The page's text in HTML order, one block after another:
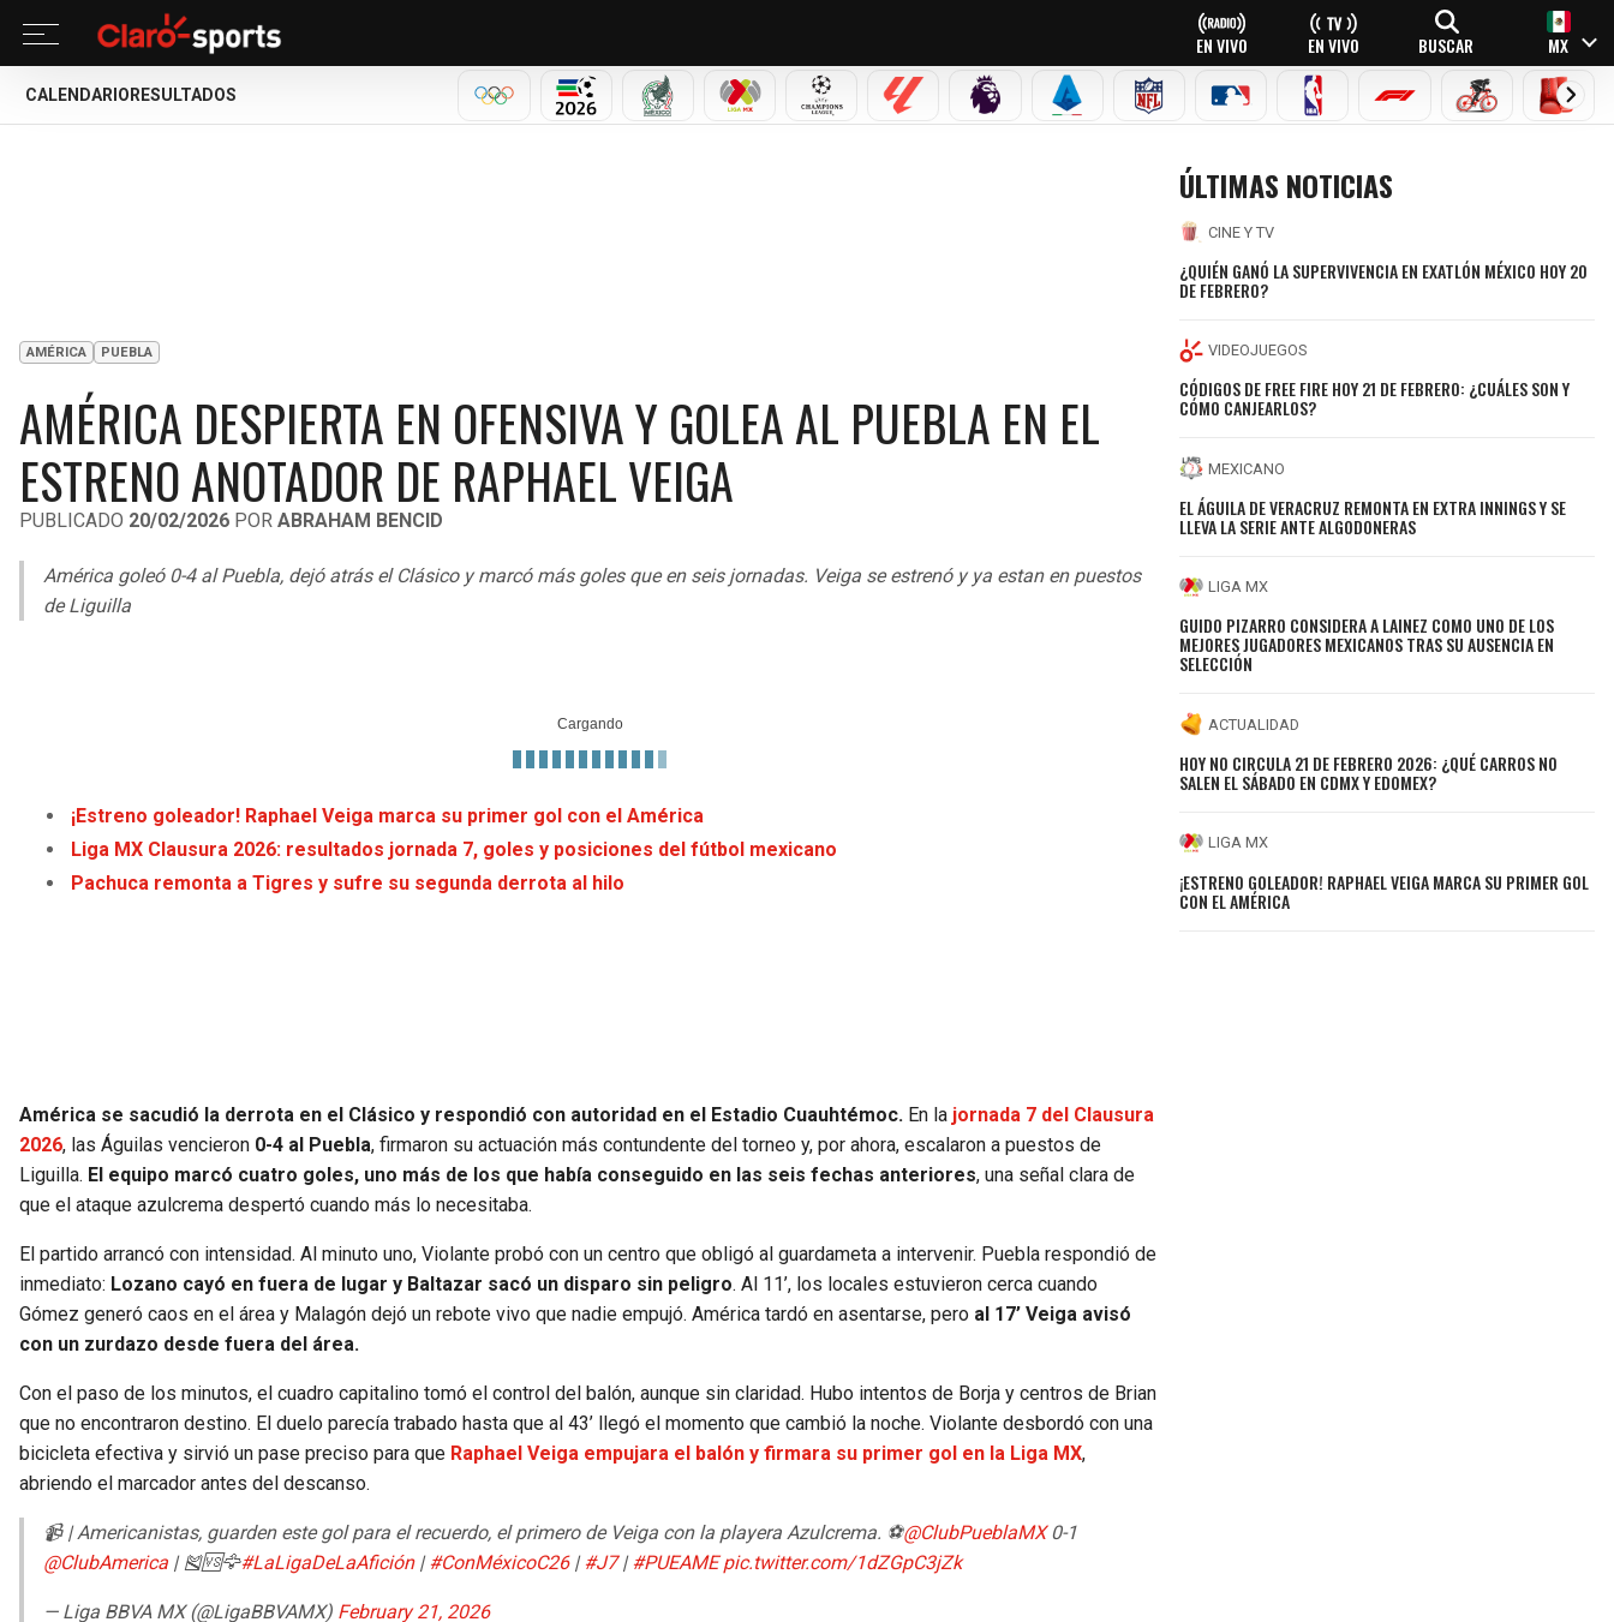
EN VIVO EN VIVO BUSCAR MX
CALENDARIO RESULTADOS
MILANO CORTINA 2026
MUNDIAL 2026SELECCIÓN MEXICANA
LIGA MX CHAMPIONS LEAGUE
LALIGA PREMIER LEAGUE
SERIE A NFL MLB NBA FÓRMULA 1CICLISMOBOXEO
AMÉRICA PUEBLA
AMÉRICA DESPIERTA EN OFENSIVA Y GOLEA AL PUEBLA EN EL
ESTRENO ANOTADOR DE RAPHAEL VEIGA
PUBLICADO 20/02/2026 POR ABRAHAM BENCID
América goleó 0-4 al Puebla, dejó atrás el Clásico y marcó más goles que en seis jornadas. Veiga se estrenó y ya estan en puestos
de Liguilla
¡Estreno goleador! Raphael Veiga marca su primer gol con el América
Liga MX Clausura 2026: resultados jornada 7, goles y posiciones del fútbol mexicano
Pachuca remonta a Tigres y sufre su segunda derrota al hilo
América se sacudió la derrota en el Clásico y respondió con autoridad en el Estadio Cuauhtémoc. En la jornada 7 del Clausura
2026, las Águilas vencieron 0-4 al Puebla, firmaron su actuación más contundente del torneo y, por ahora, escalaron a puestos de
Liguilla. El equipo marcó cuatro goles, uno más de los que había conseguido en las seis fechas anteriores, una señal clara de
que el ataque azulcrema despertó cuando más lo necesitaba.
El partido arrancó con intensidad. Al minuto uno, Violante probó con un centro que obligó al guardameta a intervenir. Puebla respondió de
inmediato: Lozano cayó en fuera de lugar y Baltazar sacó un disparo sin peligro. Al 11’, los locales estuvieron cerca cuando
Gómez generó caos en el área y Malagón dejó un rebote vivo que nadie empujó. América tardó en asentarse, pero al 17’ Veiga avisó
con un zurdazo desde fuera del área.
Con el paso de los minutos, el cuadro capitalino tomó el control del balón, aunque sin claridad. Hubo intentos de Borja y centros de Brian
que no encontraron destino. El duelo parecía trabado hasta que al 43’ llegó el momento que cambió la noche. Violante desbordó con una
bicicleta efectiva y sirvió un pase preciso para que Raphael Veiga empujara el balón y firmara su primer gol en la Liga MX,
abriendo el marcador antes del descanso.
📹 | Americanistas, guarden este gol para el recuerdo, el primero de Veiga con la playera Azulcrema. ⚽️@ClubPueblaMX0-1
@ClubAmerica | 🎽🆚🦅#LaLigaDeLaAfición|#ConMéxicoC26|#J7|#PUEAME pic.twitter.com/1dZGpC3jZk
— Liga BBVA MX (@LigaBBVAMX) February 21, 2026
ÚLTIMAS NOTICIAS
CINE Y TV
¿QUIÉN GANÓ LA SUPERVIVENCIA EN EXATLÓN MÉXICO HOY 20
DE FEBRERO?
VIDEOJUEGOS
CÓDIGOS DE FREE FIRE HOY 21 DE FEBRERO: ¿CUÁLES SON Y
CÓMO CANJEARLOS?
MEXICANO
EL ÁGUILA DE VERACRUZ REMONTA EN EXTRA INNINGS Y SE
LLEVA LA SERIE ANTE ALGODONERAS
LIGA MX
GUIDO PIZARRO CONSIDERA A LAINEZ COMO UNO DE LOS
MEJORES JUGADORES MEXICANOS TRAS SU AUSENCIA EN
SELECCIÓN
ACTUALIDAD
HOY NO CIRCULA 21 DE FEBRERO 2026: ¿QUÉ CARROS NO
SALEN EL SÁBADO EN CDMX Y EDOMEX?
LIGA MX
¡ESTRENO GOLEADOR! RAPHAEL VEIGA MARCA SU PRIMER GOL
CON EL AMÉRICA